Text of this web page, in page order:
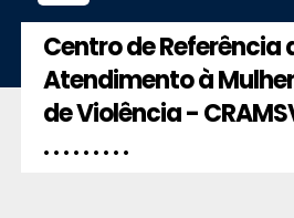
Centro de Referência
Atendimento à
de Violência -
. . . . . . . . .